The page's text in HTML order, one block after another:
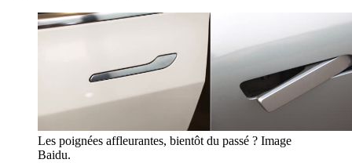
Les poignées affleurantes, bientôt du passé ? Image
Baidu.